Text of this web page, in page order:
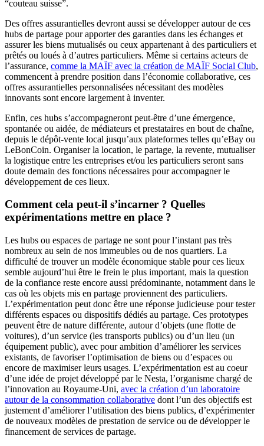
“couteau suisse”.
Des offres assurantielles devront aussi se développer autour de ces
hubs de partage pour apporter des garanties dans les échanges et
assurer les biens mutualisés ou ceux appartenant à des particuliers et
prêtés ou loués à d’autres particuliers. Même si certains acteurs de
l’assurance, comme la MAÏF avec la création de MAÏF Social Club,
commencent à prendre position dans l’économie collaborative, ces
offres assurantielles personnalisées nécessitant des modèles
innovants sont encore largement à inventer.
Enfin, ces hubs s’accompagneront peut-être d’une émergence,
spontanée ou aidée, de médiateurs et prestataires en bout de chaîne,
depuis le dépôt-vente local jusqu’aux plateformes telles qu’eBay ou
LeBonCoin. Organiser la location, le partage, la revente, mutualiser
la logistique entre les entreprises et/ou les particuliers seront sans
doute demain des fonctions nécessaires pour accompagner le
développement de ces lieux.
Comment cela peut-il s’incarner ? Quelles
expérimentations mettre en place ?
Les hubs ou espaces de partage ne sont pour l’instant pas très
nombreux au sein de nos immeubles ou de nos quartiers. La
difficulté de trouver un modèle économique stable pour ces lieux
semble aujourd’hui être le frein le plus important, mais la question
de la confiance reste encore aussi prédominante, notamment dans le
cas où les objets mis en partage proviennent des particuliers.
L’expérimentation peut donc être une réponse judicieuse pour tester
différents espaces ou dispositifs dédiés au partage. Ces prototypes
peuvent être de nature différente, autour d’objets (une flotte de
voitures), d’un service (les transports publics) ou d’un lieu (un
équipement public), avec pour ambition d’améliorer les services
existants, de favoriser l’optimisation de biens ou d’espaces ou
encore de maximiser leurs usages. L’expérimentation est au coeur
d’une idée de projet développé par le Nesta, l’organisme chargé de
l’innovation au Royaume-Uni, avec la création d’un laboratoire
autour de la consommation collaborative dont l’un des objectifs est
justement d’améliorer l’utilisation des biens publics, d’expérimenter
de nouveaux modèles de prestation de service ou de développer le
financement de services de partage.